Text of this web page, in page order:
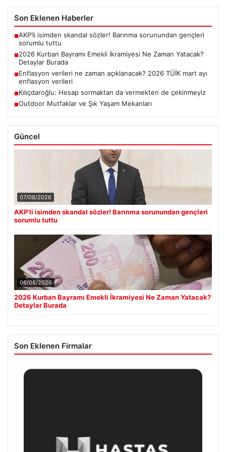
Son Eklenen Haberler
■AKP’li isimden skandal sözler! Barınma sorunundan gençleri
sorumlu tuttu
■2026 Kurban Bayramı Emekli İkramiyesi Ne Zaman Yatacak?
Detaylar Burada
■Enflasyon verileri ne zaman açıklanacak? 2026 TÜİK mart ayı
enflasyon verileri
■Kılıçdaroğlu: Hesap sormaktan da vermekten de çekinmeyiz
■Outdoor Mutfaklar ve Şık Yaşam Mekanları
Güncel
07/08/2026
AKP’li isimden skandal sözler! Barınma sorunundan gençleri
sorumlu tuttu
06/08/2026
2026 Kurban Bayramı Emekli İkramiyesi Ne Zaman Yatacak?
Detaylar Burada
Son Eklenen Firmalar